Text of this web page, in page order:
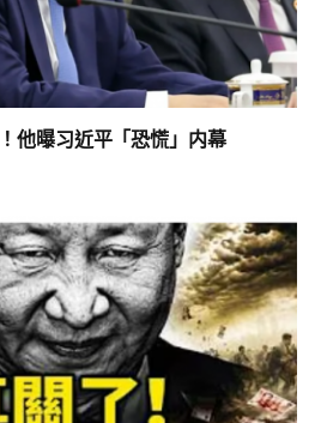
他曝习近平「恐慌」内幕